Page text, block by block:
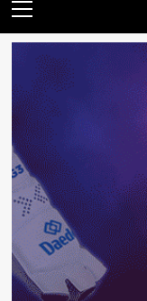
principal